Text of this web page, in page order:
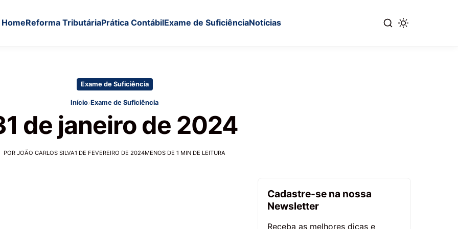
HomeReforma TributáriaPrática ContábilExame de SuficiênciaNotícias
Exame de Suficiência
Início›Exame de Suficiência
de janeiro de 2024
POR JOÃO CARLOS SILVA1 DE FEVEREIRO DE 2024MENOS DE 1 MIN DE LEITURA
Cadastre-se na nossa
Newsletter
Receba as melhores dicas e